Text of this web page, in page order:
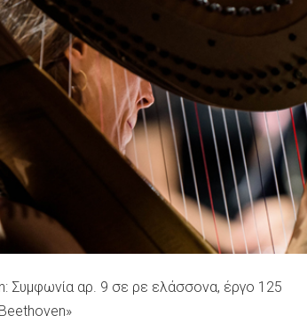
Συμφωνία αρ. 9 σε ρε ελάσσονα, έργο 125